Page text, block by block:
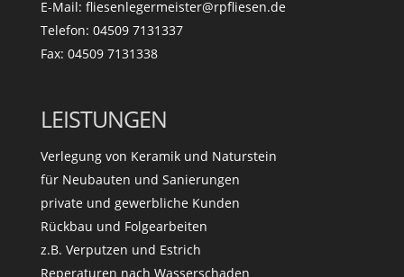
E-Mail: fliesenlegermeister@rpfliesen.de
Telefon: 04509 7131337
Fax: 04509 7131338
LEISTUNGEN
Verlegung von Keramik und Naturstein
für Neubauten und Sanierungen
private und gewerbliche Kunden
Rückbau und Folgearbeiten
z.B. Verputzen und Estrich
Reperaturen nach Wasserschaden